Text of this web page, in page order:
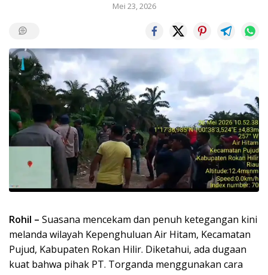
Mei 23, 2026
Rohil – Suasana mencekam dan penuh ketegangan kini
melanda wilayah Kepenghuluan Air Hitam, Kecamatan
Pujud, Kabupaten Rokan Hilir. Diketahui, ada dugaan
kuat bahwa pihak PT. Torganda menggunakan cara